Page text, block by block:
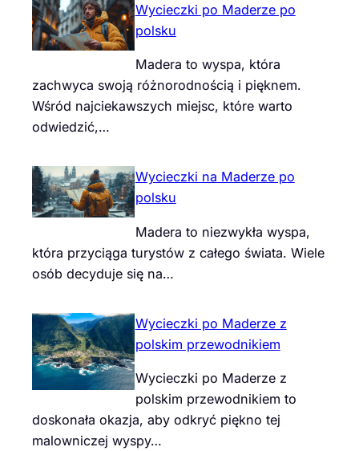
Wycieczki po Maderze po
polsku
Madera to wyspa, która
zachwyca swoją różnorodnością i pięknem.
Wśród najciekawszych miejsc, które warto
odwiedzić,…
Wycieczki na Maderze po
polsku
Madera to niezwykła wyspa,
która przyciąga turystów z całego świata. Wiele
osób decyduje się na…
Wycieczki po Maderze z
polskim przewodnikiem
Wycieczki po Maderze z
polskim przewodnikiem to
doskonała okazja, aby odkryć piękno tej
malowniczej wyspy…